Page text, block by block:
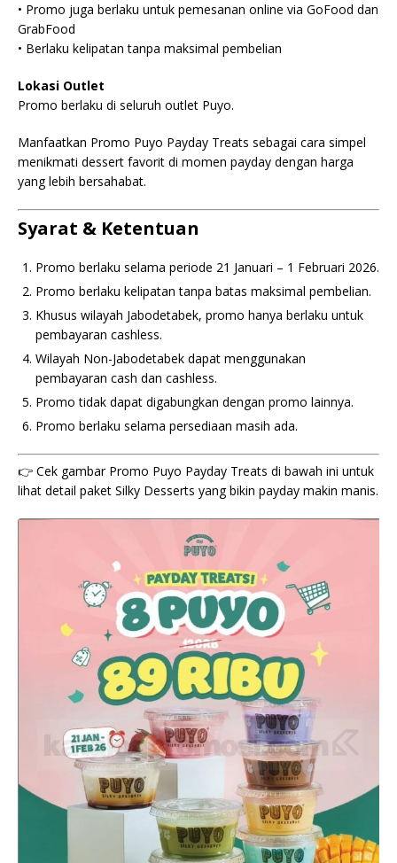
• Promo juga berlaku untuk pemesanan online via GoFood dan
GrabFood
• Berlaku kelipatan tanpa maksimal pembelian
Lokasi Outlet
Promo berlaku di seluruh outlet Puyo.
Manfaatkan Promo Puyo Payday Treats sebagai cara simpel
menikmati dessert favorit di momen payday dengan harga
yang lebih bersahabat.
Syarat & Ketentuan
Promo berlaku selama periode 21 Januari – 1 Februari 2026.
Promo berlaku kelipatan tanpa batas maksimal pembelian.
Khusus wilayah Jabodetabek, promo hanya berlaku untuk
pembayaran cashless.
Wilayah Non-Jabodetabek dapat menggunakan
pembayaran cash dan cashless.
Promo tidak dapat digabungkan dengan promo lainnya.
Promo berlaku selama persediaan masih ada.
👉 Cek gambar Promo Puyo Payday Treats di bawah ini untuk
lihat detail paket Silky Desserts yang bikin payday makin manis.